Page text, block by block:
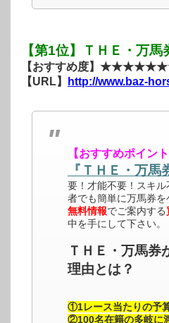
【第1位】ＴＨＥ・万馬
【おすすめ度】
【URL】
http://www.baz-
【おすすめポイント
『ＴＨＥ・万馬
要！才能不要！スキ
者でも簡単に万馬券を
無料情報でご案内する
中を手にして下さい。
ＴＨＥ・万馬券
理由とは？
①1レース当たりの予
②100名在籍の多岐に